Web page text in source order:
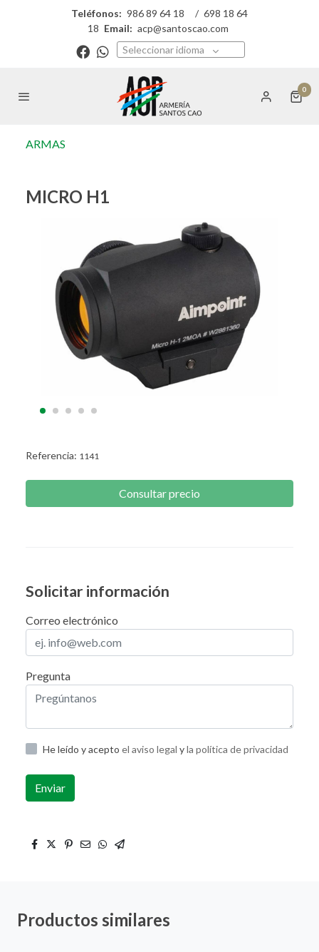
Teléfonos: 986 89 64 18 / 698 18 64
18 Email: acp@santoscao.com
Seleccionar idioma
0
ARMAS
MICRO H1
Referencia: 1141
Consultar precio
Solicitar información
Correo electrónico
Pregunta
He leído y acepto el aviso legal yla política de privacidad
Enviar
Productos similares